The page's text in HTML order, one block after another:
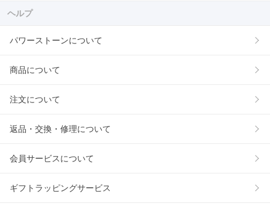
ヘルプ
パワーストーンについて
商品について
注文について
返品・交換・修理について
会員サービスについて
ギフトラッピングサービス